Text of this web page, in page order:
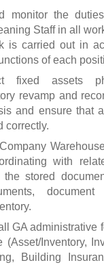
monitor the
Staff in all
is carried out in
of each
fixed assets
revamp and
and ensure that
correctly.
with
the stored
document
GA administrative
(Asset/Inventory,
Building